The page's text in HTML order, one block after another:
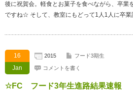
後に祝賀会。軽食とお菓子を食べながら、卒業
ですね☆ そして、教室にもどって1人1人に卒
16
Jan
2015 フード3期生
コメントを書く
☆FC フード3年生進路結果速報